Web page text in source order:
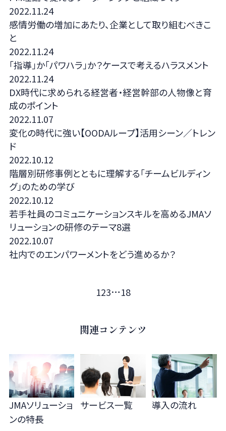
2022.11.24
感情労働の増加にあたり、企業として取り組むべきこ
と
2022.11.24
「指導」か「パワハラ」か？ケースで考えるハラスメント
2022.11.24
DX時代に求められる経営者・経営幹部の人物像と育
成のポイント
2022.11.07
変化の時代に強い【OODAループ】活用シーン／トレン
ド
2022.10.12
階層別研修事例とともに理解する「チームビルディン
グ」のための学び
2022.10.12
若手社員のコミュニケーションスキルを高めるJMAソ
リューションの研修のテーマ8選
2022.10.07
社内でのエンパワーメントをどう進めるか？
123…18
関連コンテンツ
JMAソリューショ
ンの特長
サービス一覧 導入の流れ